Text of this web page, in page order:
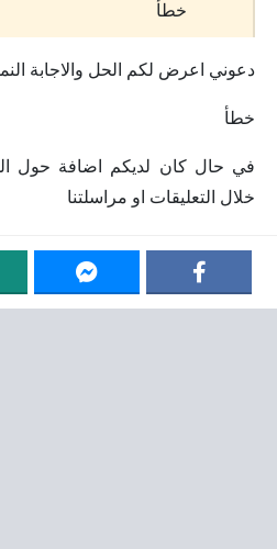
خطأ
دعوني اعرض لكم الحل والاجابة
خطأ
في حال كان لديكم اضافة حول
خلال التعليقات او مراسلتنا